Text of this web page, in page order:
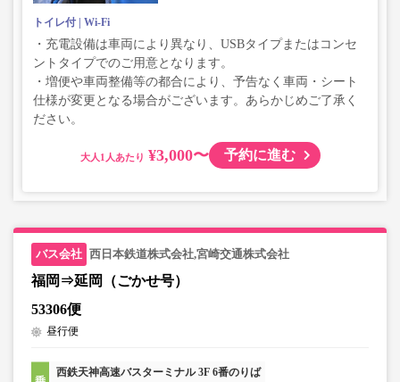
トイレ付 Wi-Fi
・充電設備は車両により異なり、USBタイプまたはコンセ
ントタイプでのご用意となります。
・増便や車両整備等の都合により、予告なく車両・シート
仕様が変更となる場合がございます。あらかじめご了承く
ださい。
大人 ¥3,000〜 予約に進む
西日本鉄道株式会社,宮崎交通株式会社
福岡⇒延岡（ごかせ号）
53306便
昼行便
西鉄天神高速バスターミナル 3F 6番のりば